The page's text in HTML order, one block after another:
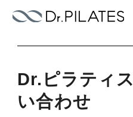
Dr.ピラティス
い合わせ